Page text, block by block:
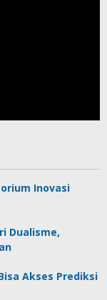
Inovasi
Dualisme,
Akses Prediksi